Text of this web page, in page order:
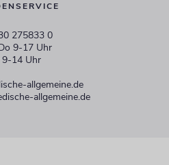
275833 0
9-17 Uhr
9-14 Uhr
allgemeine.de
allgemeine.de